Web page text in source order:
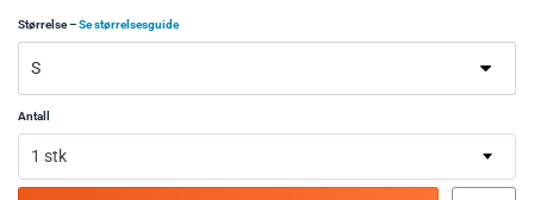
Størrelse–Se størrelsesguide
Antall
1 stk